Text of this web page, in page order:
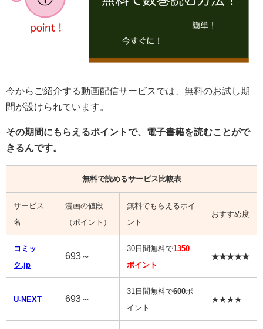
今からご紹介する動画配信サービスでは、無料のお試し期
間が設けられています。
その期間にもらえるポイントで、電子書籍を読むことがで
きるんです。
無料で読めるサービス比較表
サービス
名
漫画の値段
（ポイント）
無料でもらえるポイ
ント
おすすめ度
コミッ
ク.jp
693～
30日間無料で1350
ポイント
★★★★★
U-NEXT 693～
31日間無料で600ポ
イント
★★★★